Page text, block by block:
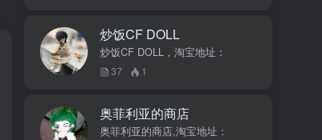
炒饭CF DOLL
炒饭CF DOLL，淘宝地址：
37 1
奥菲利亚的商店
奥菲利亚的商店,淘宝地址：